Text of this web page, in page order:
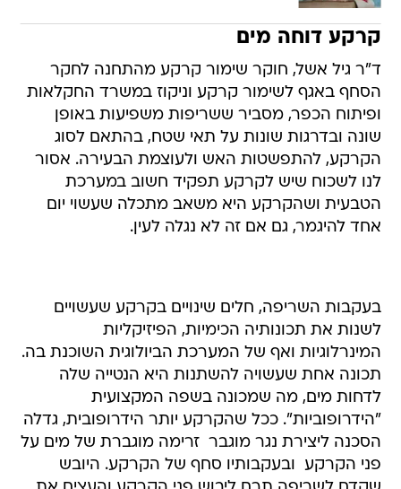
קרקע דוחה מים
ד"ר גיל אשל, חוקר שימור קרקע מהתחנה לחקר
הסחף באגף לשימור קרקע וניקוז במשרד החקלאות
ופיתוח הכפר, מסביר ששריפות משפיעות באופן
שונה ובדרגות שונות על תאי שטח, בהתאם לסוג
הקרקע, להתפשטות האש ולעוצמת הבעירה. אסור
לנו לשכוח שיש לקרקע תפקיד חשוב במערכת
הטבעית ושהקרקע היא משאב מתכלה שעשוי יום
אחד להיגמר, גם אם זה לא נגלה לעין.
בעקבות השריפה, חלים שינויים בקרקע שעשויים
לשנות את תכונותיה הכימיות, הפיזיקליות
המינרלוגיות ואף של המערכת הביולוגית השוכנת בה.
תכונה אחת שעשויה להשתנות היא הנטייה שלה
לדחות מים, מה שמכונה בשפה המקצועית
"הידרופוביות". ככל שהקרקע יותר הידרופובית, גדלה
הסכנה ליצירת נגר מוגבר  זרימה מוגברת של מים על
פני הקרקע  ובעקבותיו סחף של הקרקע. היובש